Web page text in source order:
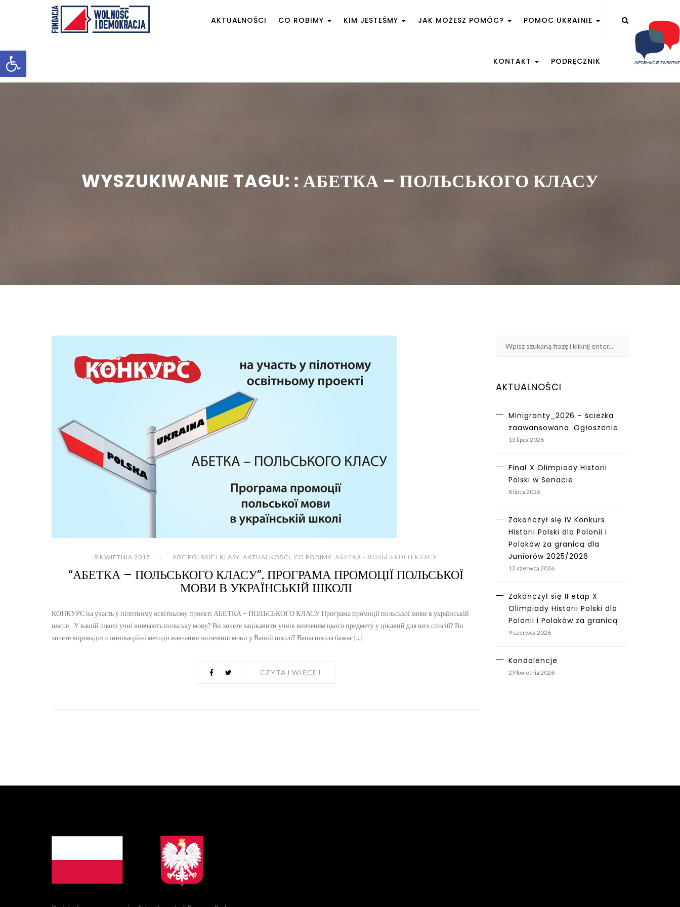
Otwórz pasek narzędzi
AKTUALNOŚCI CO ROBIMY KIM JESTEŚMY JAK MOŻESZ POMÓC? POMOC UKRAINIE
KONTAKT PODRĘCZNIK
WYSZUKIWANIE TAGU: : АБЕТКА – ПОЛЬСЬКОГО КЛАСУ
9 KWIETNIA 2017 ABC POLSKIEJ KLASY,AKTUALNOŚCI, CO ROBIMY,АБЕТКА - ПОЛЬСЬКОГО КЛАСУ
“АБЕТКА – ПОЛЬСЬКОГО КЛАСУ”. ПРОГРАМА ПРОМОЦІЇ ПОЛЬСЬКОЇ
МОВИ В УКРАЇНСЬКІЙ ШКОЛІ
КОНКУРС на участь у пілотному освітньому проекті АБЕТКА – ПОЛЬСЬКОГО КЛАСУ Програма промоції польської мови в українській
школі У вашій школі учні вивчають польську мову? Ви хочете зацікавити учнів вивченям цього предмету у цікавий для них спосіб? Ви
хочете впровадити інноваційні методи навчання іноземної мови у Вашій школі? Ваша школа бажає [...]
CZYTAJ WIĘCEJ
AKTUALNOŚCI
Minigranty_2026 – ścieżka
zaawansowana. Ogłoszenie
13 lipca 2026
Finał X Olimpiady Historii
Polski w Senacie
8 lipca 2026
Zakończył się IV Konkurs
Historii Polski dla Polonii i
Polaków za granicą dla
Juniorów 2025/2026
12 czerwca 2026
Zakończył się II etap X
Olimpiady Historii Polski dla
Polonii i Polaków za granicą
9 czerwca 2026
Kondolencje
29 kwietnia 2026